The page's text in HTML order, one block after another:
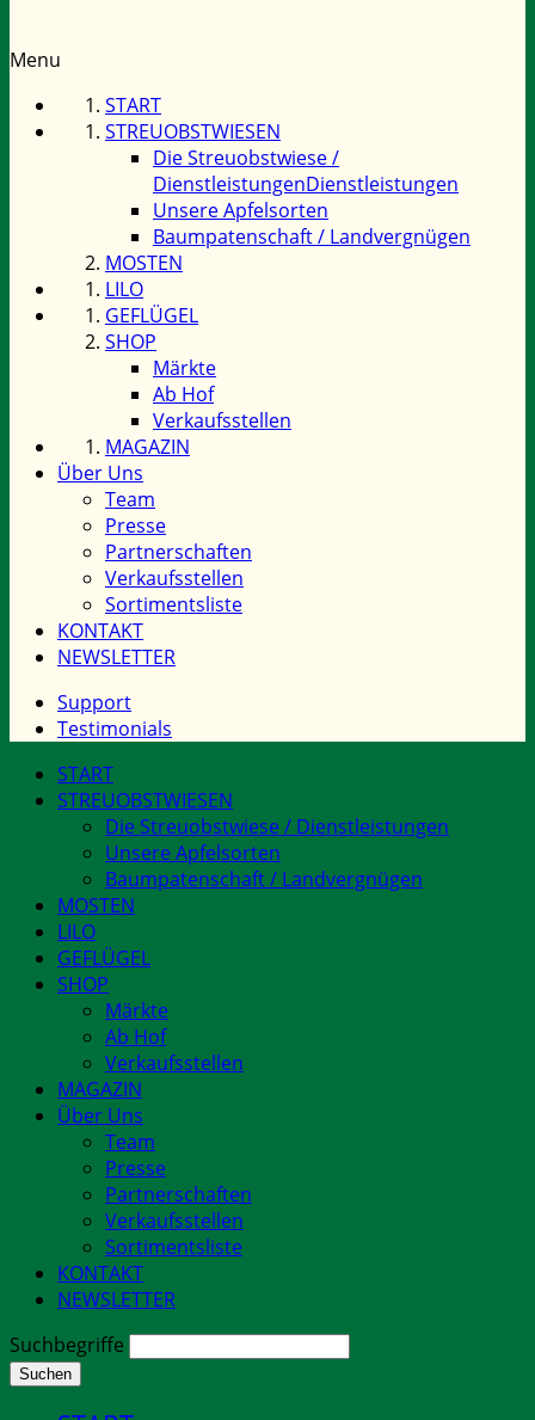
Menu
START
STREUOBSTWIESEN
Die Streuobstwiese /
DienstleistungenDienstleistungen
Unsere Apfelsorten
Baumpatenschaft / Landvergnügen
MOSTEN
LILO
GEFLÜGEL
SHOP
Märkte
Ab Hof
Verkaufsstellen
MAGAZIN
Über Uns
Team
Presse
Partnerschaften
Verkaufsstellen
Sortimentsliste
KONTAKT
NEWSLETTER
Support
Testimonials
START
STREUOBSTWIESEN
Die Streuobstwiese / Dienstleistungen
Unsere Apfelsorten
Baumpatenschaft / Landvergnügen
MOSTEN
LILO
GEFLÜGEL
SHOP
Märkte
Ab Hof
Verkaufsstellen
MAGAZIN
Über Uns
Team
Presse
Partnerschaften
Verkaufsstellen
Sortimentsliste
KONTAKT
NEWSLETTER
Suchbegriffe
Suchen